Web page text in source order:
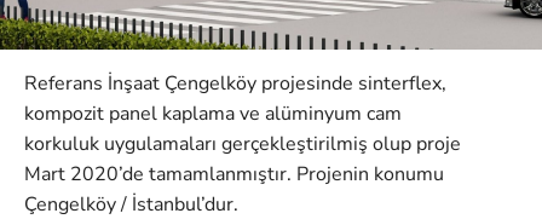
Referans İnşaat Çengelköy projesinde sinterflex,
kompozit panel kaplama ve alüminyum cam
korkuluk uygulamaları gerçekleştirilmiş olup proje
Mart 2020’de tamamlanmıştır. Projenin konumu
Çengelköy / İstanbul’dur.